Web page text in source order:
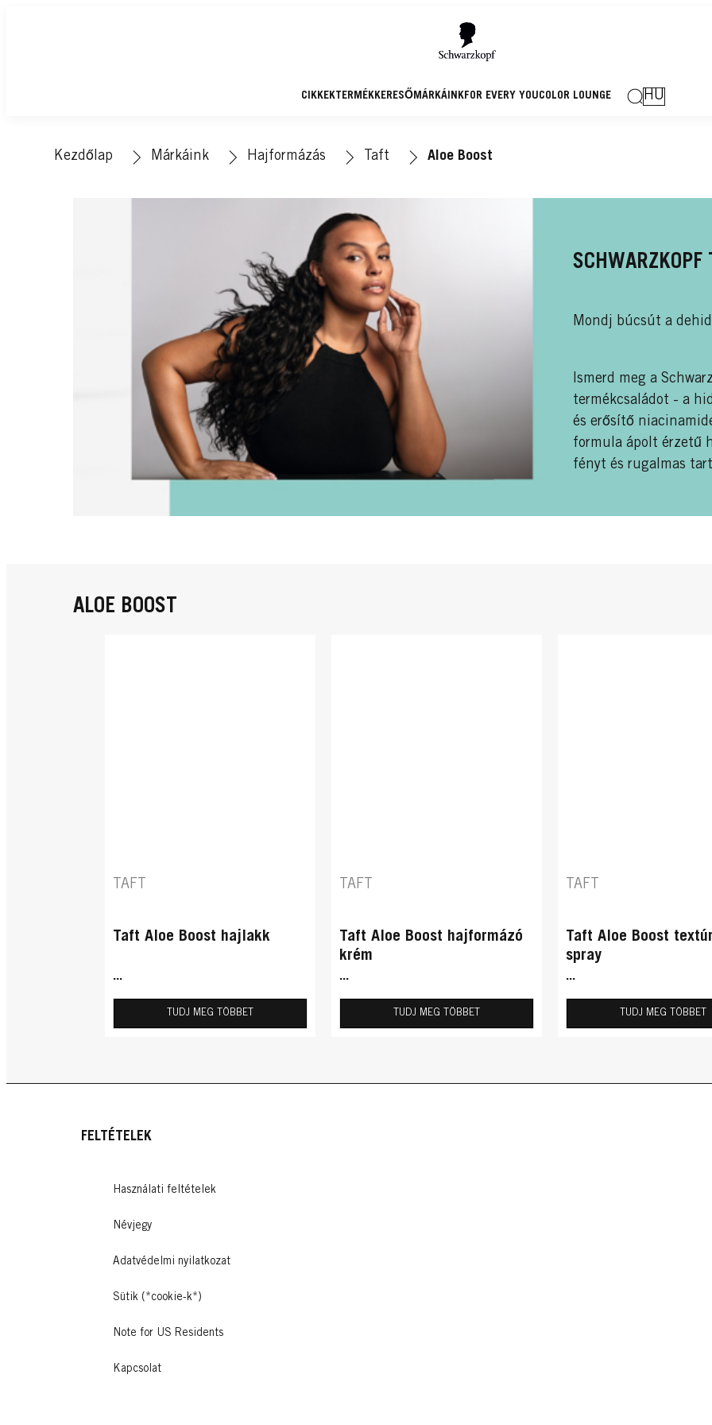
CIKKEK TERMÉKKERESŐMÁRKÁINKFOR EVERY YOUCOLOR LOUNGE HU
Kezdőlap Márkáink Hajformázás Taft Aloe Boost
SCHWARZKOPF
Mondj búcsút a
Ismerd meg a
termékcsaládot - a
és erősítő
formula ápolt érzetű
fényt és rugalmas
ALOE BOOST
TAFT
Taft Aloe Boost hajlakk
...
TUDJ MEG TÖBBET
TAFT
Taft Aloe Boost hajformázó
krém
...
TUDJ MEG TÖBBET
TAFT
Taft Aloe Boost
spray
...
TUDJ MEG TÖBBET
FELTÉTELEK
Használati feltételek
Névjegy
Adatvédelmi nyilatkozat
Sütik (*cookie-k*)
Note for US Residents
Kapcsolat